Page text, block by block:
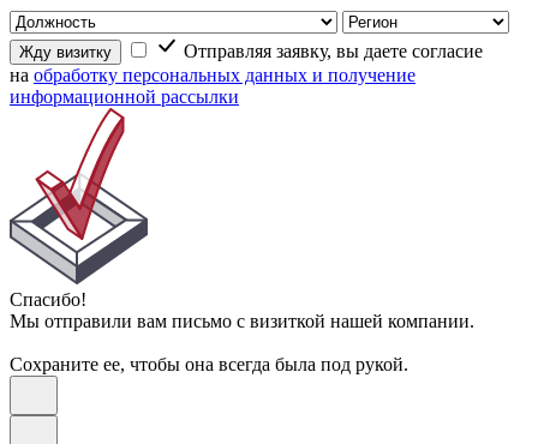
Жду визитку
Отправляя заявку, вы даете согласие
на обработку персональных данных и получение
информационной рассылки
Спасибо!
Мы отправили вам письмо с визиткой нашей компании.
Сохраните ее, чтобы она всегда была под рукой.